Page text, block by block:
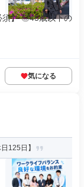
須】 ◎45歳以下の
気になる
125日】